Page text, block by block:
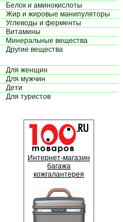
Белок и аминокислоты
Жир и жировые манипуляторы
Углеводы и ферменты
Витамины
Минеральные вещества
Другие вещества
Для женщин
Для мужчин
Дети
Для туристов
Интернет-магазин
багажа
кожгалантерея